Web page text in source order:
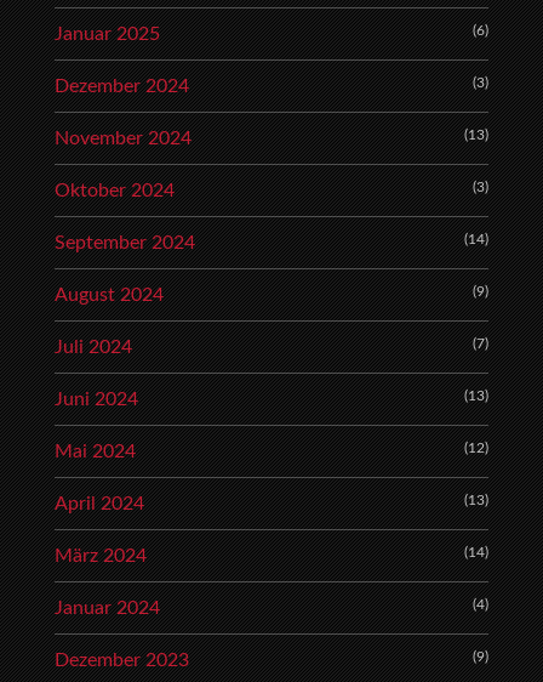
Januar 2025 (6)
Dezember 2024 (3)
November 2024 (13)
Oktober 2024 (3)
September 2024 (14)
August 2024 (9)
Juli 2024 (7)
Juni 2024 (13)
Mai 2024 (12)
April 2024 (13)
März 2024 (14)
Januar 2024 (4)
Dezember 2023 (9)